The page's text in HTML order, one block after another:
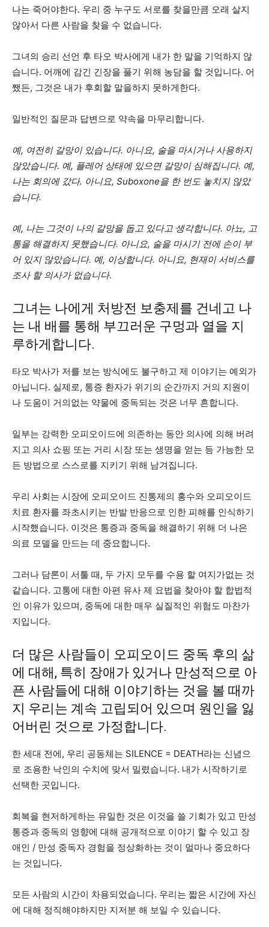
나는 죽어야한다. 우리 중 누구도 서로를 찾을만큼 오래 살지
않아서 다른 사람을 찾을 수 없습니다.
그녀의 승리 선언 후 타오 박사에게 내가 한 말을 기억하지 않
습니다. 어깨에 감긴 긴장을 풀기 위해 농담을 할 것입니다. 어
쨌든, 그것은 내가 후회할 말을하지 못하게한다.
일반적인 질문과 답변으로 약속을 마무리합니다.
예, 여전히 갈망이 있습니다. 아니요, 술을 마시거나 사용하지
않았습니다. 예, 플레어 상태에 있으면 갈망이 심해집니다. 예,
나는 회의에 갔다. 아니요, Suboxone을 한 번도 놓치지 않았
습니다.
예, 나는 그것이 나의 갈망을 돕고 있다고 생각합니다. 아뇨, 고
통을 해결하지 못했습니다. 아니요, 술을 마시기 전에 손이 부
어 있지 않았습니다. 예, 이상합니다. 아니요, 현재이 서비스를
조사 할 의사가 없습니다.
그녀는 나에게 처방전 보충제를 건네고 나
는 내 배를 통해 부끄러운 구멍과 열을 지
루하게합니다.
타오 박사가 저를 보는 방식에도 불구하고 제 이야기는 예외가
아닙니다. 실제로, 통증 환자가 위기의 순간까지 거의 지원이
나 도움이 거의없는 약물에 중독되는 것은 너무 흔합니다.
일부는 강력한 오피오이드에 의존하는 동안 의사에 의해 버려
지고 의사 쇼핑 또는 거리 시장 또는 생명을 얻는 등 가능한 모
든 방법으로 스스로를 지키기 위해 남겨집니다.
우리 사회는 시장에 오피오이드 진통제의 홍수와 오피오이드
치료 환자를 좌초시키는 반발 반응으로 인한 피해를 인식하기
시작했습니다. 이것은 통증과 중독을 해결하기 위해 더 나은
의료 모델을 만드는 데 중요합니다.
그러나 담론이 서툴 때, 두 가지 모두를 수용 할 여지가없는 것
같습니다. 고통에 대한 아편 유사 제 요법을 찾아야 할 합법적
인 이유가 있으며, 중독에 대한 매우 실질적인 위험도 마찬가
지입니다.
더 많은 사람들이 오피오이드 중독 후의 삶
에 대해, 특히 장애가 있거나 만성적으로 아
픈 사람들에 대해 이야기하는 것을 볼 때까
지 우리는 계속 고립되어 있으며 원인을 잃
어버린 것으로 가정합니다.
한 세대 전에, 우리 공동체는 SILENCE = DEATH라는 신념으
로 조용한 낙인의 수치에 맞서 밀렸습니다. 내가 시작하기로
선택한 곳입니다.
회복을 현저하게하는 유일한 것은 이것을 쓸 기회가 있고 만성
통증과 중독의 영향에 대해 공개적으로 이야기 할 수 있고 장
애인 / 만성 중독자 경험을 정상화하는 것이 얼마나 중요하다
는 것입니다.
모든 사람의 시간이 차용되었습니다. 우리는 짧은 시간에 자신
에 대해 정직해야하지만 지저분 해 보일 수 있습니다.